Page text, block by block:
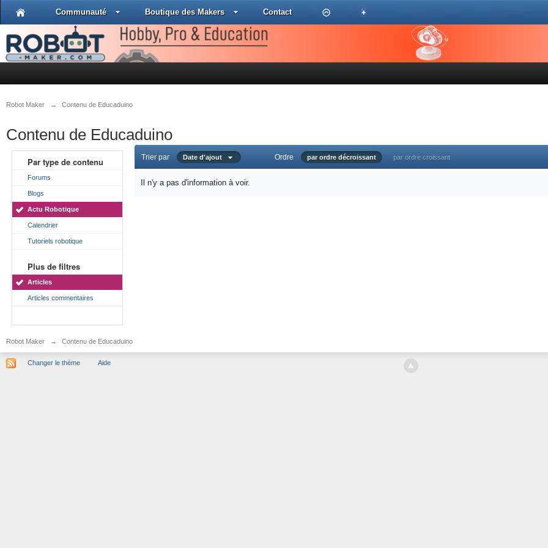
Communauté Boutique des Makers Contact
Robot Maker → Contenu de Educaduino
Contenu de Educaduino
Par type de contenu
Forums
Blogs
Actu Robotique
Calendrier
Tutoriels robotique
Plus de filtres
Articles
Articles commentaires
Trier par Date d'ajout Ordre par ordre décroissant par ordre croissant
Il n'y a pas d'information à voir.
Robot Maker → Contenu de Educaduino
Changer le thème Aide